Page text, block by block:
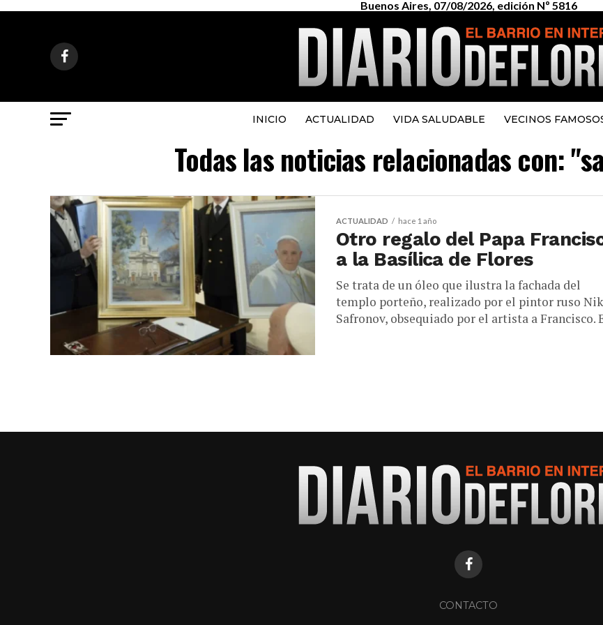
Buenos Aires, 07/08/2026, edición Nº 5816
INICIO ACTUALIDAD VIDA SALUDABLE VECINOS
Todas las noticias relacionadas con:
ACTUALIDAD hace 1 año
Otro regalo del Papa
a la Basílica de Flores
Se trata de un óleo que ilustra la fachada del
templo porteño, realizado por el pintor ruso
Safronov, obsequiado por el artista a Francisco.
CONTACTO